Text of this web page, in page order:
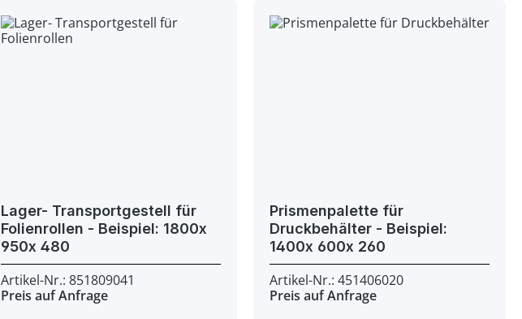
Lager- Transportgestell für
Folienrollen - Beispiel: 1800x
950x 480
Artikel-Nr.: 851809041
Preis auf Anfrage
Prismenpalette für
Druckbehälter - Beispiel:
1400x 600x 260
Artikel-Nr.: 451406020
Preis auf Anfrage